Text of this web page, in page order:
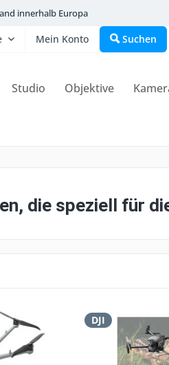
innerhalb Europa
Mein Konto Suchen
Studio Objektive
die speziell für
DJI